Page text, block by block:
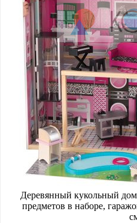
Деревянный кукольный
предметов в наборе,